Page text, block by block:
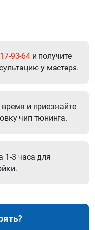
93-64 и получите
у мастера.
и приезжайте
чип тюнинга.
1-3 часа для